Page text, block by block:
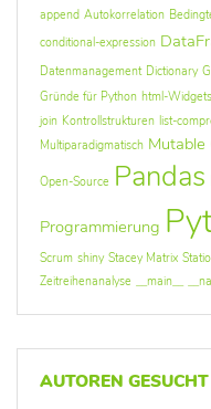
append Autokorrelation
conditional-expression
Datenmanagement Dictionary
Gründe für Python html-Widgets
join Kontrollstrukturen list-
Multiparadigmatisch Mutable
Open-Source Pandas
Programmierung
Scrum shiny Stacey Matrix
Zeitreihenanalyse
__main__
AUTOREN GESUCHT